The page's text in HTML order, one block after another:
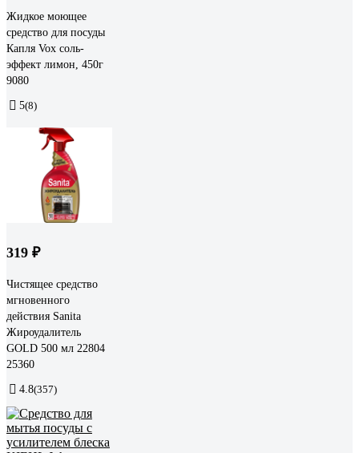
Жидкое моющее
средство для посуды
Капля Vox соль-
эффект лимон, 450г
9080
5(8)
319 ₽
Чистящее средство
мгновенного
действия Sanita
Жироудалитель
GOLD 500 мл 22804
25360
4.8(357)